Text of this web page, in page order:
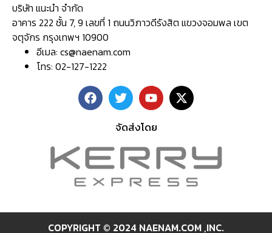
บริษัท แนะนำ จำกัด
อาคาร 222 ชั้น 7, 9 เลขที่ 1 ถนนวิภาวดีรังสิต แขวงจอมพล เขต
จตุจักร กรุงเทพฯ 10900
อีเมล: cs@naenam.com
โทร: 02-127-1222
จัดส่งโดย
COPYRIGHT © 2024 NAENAM.COM ,INC.